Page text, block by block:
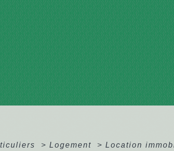
> Logement > Location